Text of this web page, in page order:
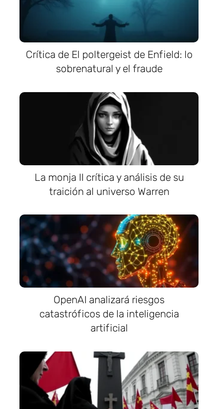
Crítica de El poltergeist de Enfield: lo
sobrenatural y el fraude
La monja II crítica y análisis de su
traición al universo Warren
OpenAI analizará riesgos
catastróficos de la inteligencia
artificial